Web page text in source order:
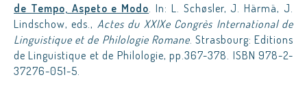
de Tempo, Aspeto e Modo. In: L. Schøsler, J. Härmä, J.
Lindschow, eds., Actes du XXIXe Congrès International de
Linguistique et de Philologie Romane. Strasbourg: Editions
de Linguistique et de Philologie, pp.367-378. ISBN 978-2-
37276-051-5.